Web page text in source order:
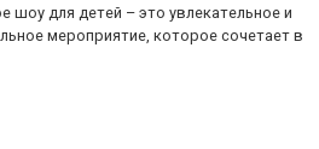
шоу для детей – это увлекательное и
мероприятие, которое сочетает в